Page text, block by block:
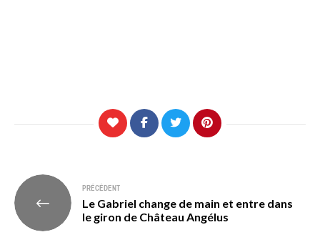
Navigation
de
l’article
PRÉCÉDENT
Le Gabriel change de main et entre dans
le giron de Château Angélus